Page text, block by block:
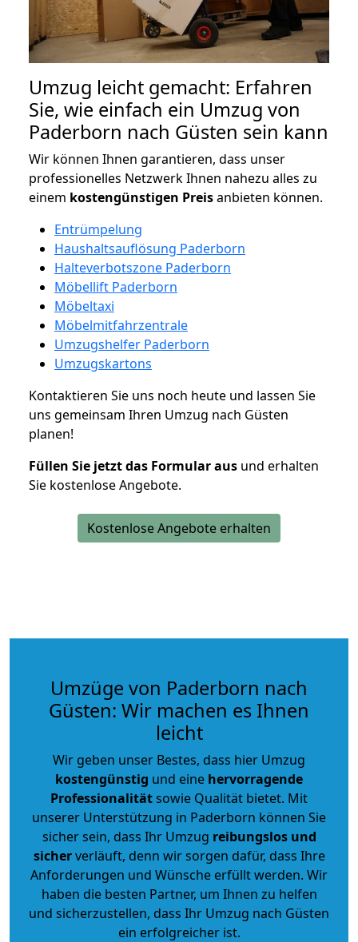
Umzug leicht gemacht: Erfahren
Sie, wie einfach ein Umzug von
Paderborn nach Güsten sein kann
Wir können Ihnen garantieren, dass unser
professionelles Netzwerk Ihnen nahezu alles zu
einem kostengünstigen Preisanbieten können.
Entrümpelung
Haushaltsauflösung Paderborn
Halteverbotszone Paderborn
Möbellift Paderborn
Möbeltaxi
Möbelmitfahrzentrale
Umzugshelfer Paderborn
Umzugskartons
Kontaktieren Sie uns noch heute und lassen Sie
uns gemeinsam Ihren Umzug nach Güsten
planen!
Füllen Sie jetzt das Formular aus und erhalten
Sie kostenlose Angebote.
Kostenlose Angebote erhalten
Umzüge von Paderborn nach
Güsten: Wir machen es Ihnen
leicht
Wir geben unser Bestes, dass hier Umzug
kostengünstig und eine hervorragende
Professionalitätsowie Qualität bietet. Mit
unserer Unterstützung in Paderborn können Sie
sicher sein, dass Ihr Umzug reibungslos und
sicherverläuft, denn wir sorgen dafür, dass Ihre
Anforderungen und Wünsche erfüllt werden. Wir
haben die besten Partner, um Ihnen zu helfen
und sicherzustellen, dass Ihr Umzug nach Güsten
ein erfolgreicher ist.